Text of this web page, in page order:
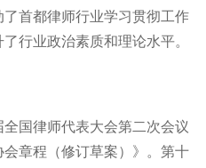
首都律师行业学习贯彻工作
行业政治素质和理论水平。
国律师代表大会第二次会议
章程（修订草案）》。第十